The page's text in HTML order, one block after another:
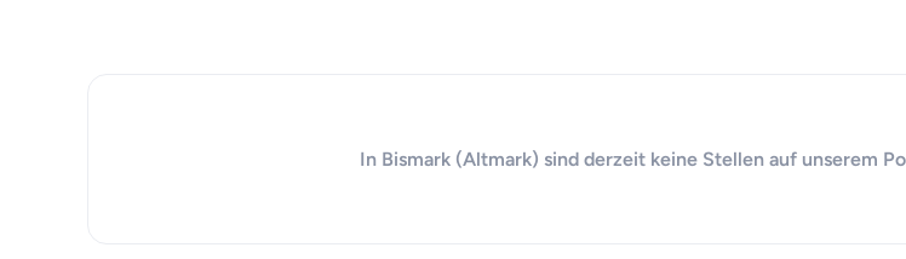
In Bismark (Altmark) sind derzeit keine Stellen auf unserem